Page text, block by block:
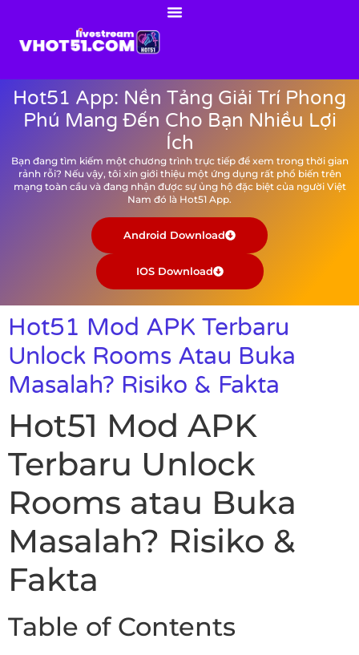
Hot51 App: Nền Tảng Giải Trí Phong
Phú Mang Đến Cho Bạn Nhiều Lợi
Ích
Bạn đang tìm kiếm một chương trình trực tiếp để xem trong thời gian
rảnh rỗi? Nếu vậy, tôi xin giới thiệu một ứng dụng rất phổ biến trên
mạng toàn cầu và đang nhận được sự ủng hộ đặc biệt của người Việt
Nam đó là Hot51 App.
Android Download
IOS Download
Hot51 Mod APK Terbaru
Unlock Rooms Atau Buka
Masalah? Risiko & Fakta
Hot51 Mod APK
Terbaru Unlock
Rooms atau Buka
Masalah? Risiko &
Fakta
Table of Contents